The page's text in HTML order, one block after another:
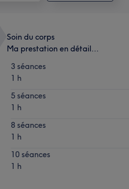
Soin du corps
Ma prestation en détail...
3 séances
1 h
5 séances
1 h
8 séances
1 h
10 séances
1 h